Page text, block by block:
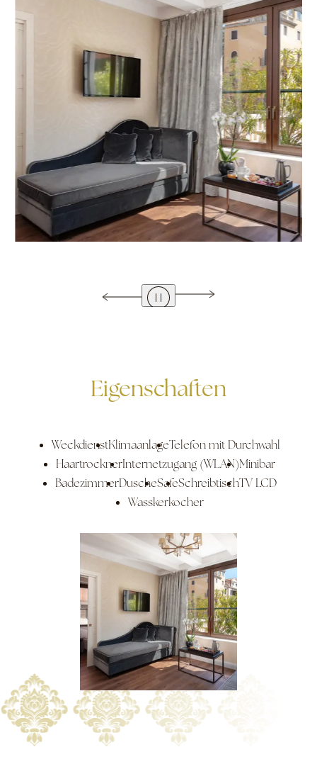
Eigenschaften
WeckdienstKlimaanlageTelefon mit Durchwahl
HaartrocknerInternetzugang (WLAN)Minibar
BadezimmerDuscheSafeSchreibtischTV LCD
Wasskerkocher